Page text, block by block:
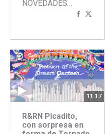
NOVEDADES…
Compartir
11:17
R&RN Picadito,
con sorpresa en